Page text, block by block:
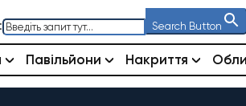
Search Button
Павільйони Накриття